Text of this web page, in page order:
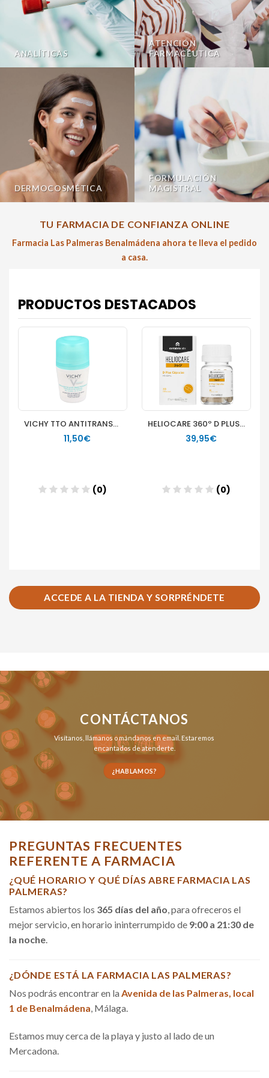
ANALÍTICAS
ATENCIÓN
FARMACÉUTICA
DERMOCOSMÉTICA
FORMULACIÓN
MAGISTRAL
TU FARMACIA DE CONFIANZA ONLINE
Farmacia Las Palmeras Benalmádena ahora te lleva el pedido
a casa.
ACCEDE A LA TIENDA Y SORPRÉNDETE
CONTÁCTANOS
Visítanos, llámanosomándanos en email . Estaremos
encantados de atenderte.
¿HABLAMOS?
PREGUNTAS FRECUENTES
REFERENTE A FARMACIA
¿QUÉ HORARIO Y QUÉ DÍAS ABRE FARMACIA LAS
PALMERAS?
Estamos abiertos los 365 días del año, para ofreceros el
mejor servicio, en horario ininterrumpido de 9:00 a 21:30 de
la noche.
¿DÓNDE ESTÁ LA FARMACIA LAS PALMERAS?
Nos podrás encontrar en la Avenida de las Palmeras, local
1 de Benalmádena, Málaga.
Estamos muy cerca de la playa y justo al lado de un
Mercadona.